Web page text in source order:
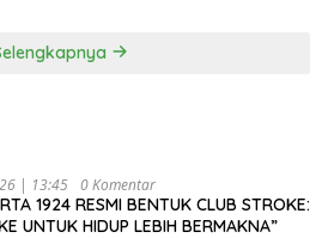
| 13:45 0 Komentar
1924 RESMI BENTUK CLUB STROKE:
UNTUK HIDUP LEBIH BERMAKNA”